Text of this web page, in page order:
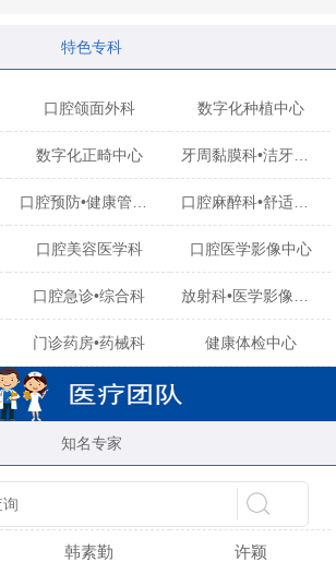
特色专科
口腔颌面外科 数字化种植中心
数字化正畸中心 牙周黏膜科•洁牙中心
口腔麻醉科•舒适化诊疗中心
口腔美容医学科 口腔医学影像中心
口腔急诊•综合科
门诊药房•药械科 健康体检中心
知名专家
吴晓桃
韩素勤 许颖